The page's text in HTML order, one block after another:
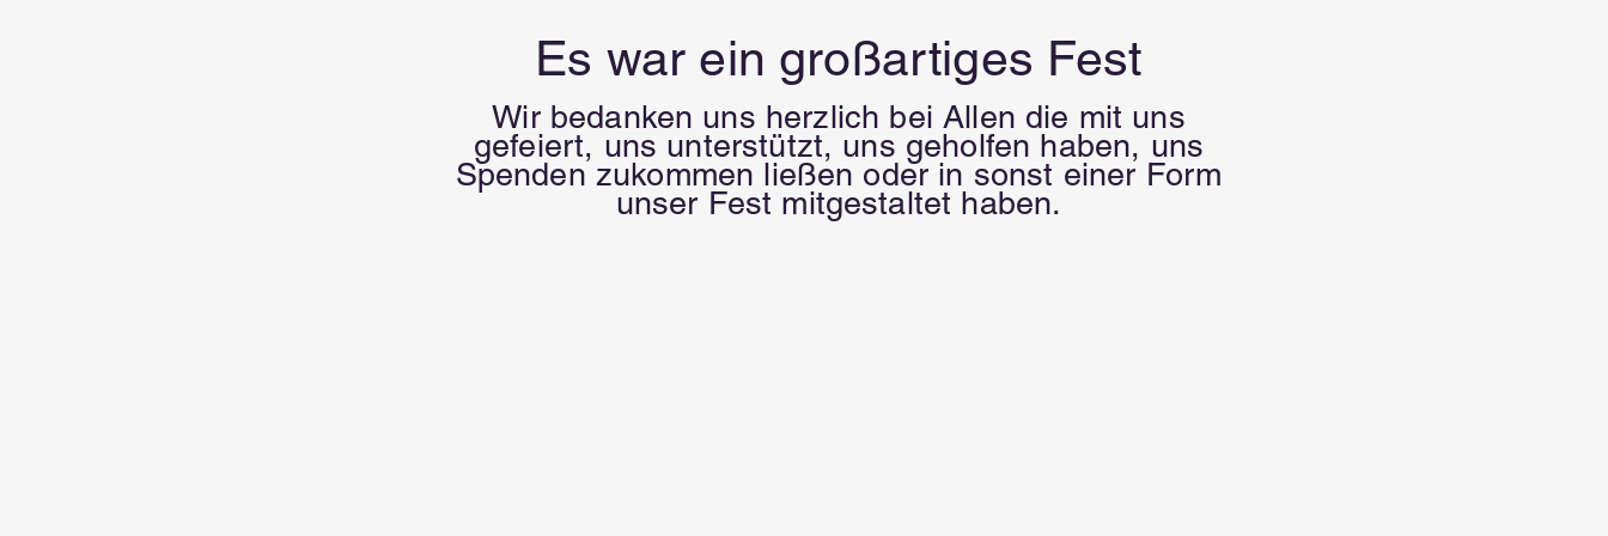
Es war ein großartiges Fest
Wir bedanken uns herzlich bei Allen die mit uns
gefeiert, uns unterstützt, uns geholfen haben, uns
Spenden zukommen ließen oder in sonst einer Form
unser Fest mitgestaltet haben.